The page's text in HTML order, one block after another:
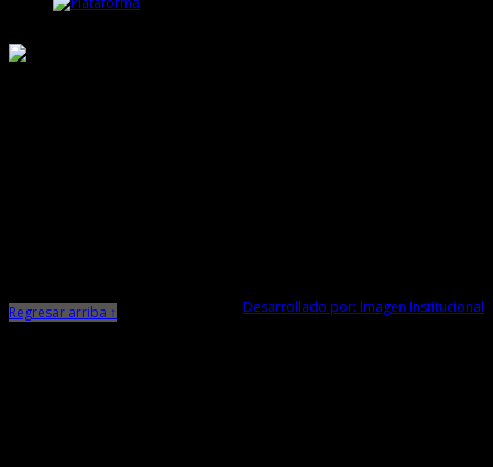
Desarrollado por: Imagen Institucional
Regresar arriba ↑